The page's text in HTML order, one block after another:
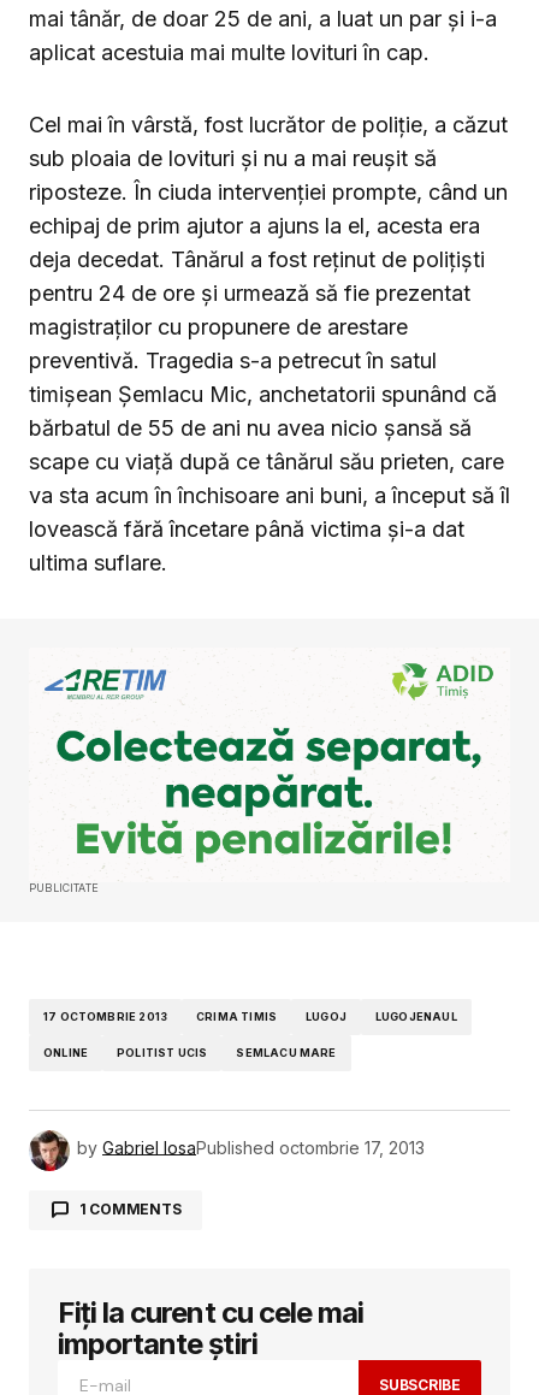
mai tânăr, de doar 25 de ani, a luat un par și i-a
aplicat acestuia mai multe lovituri în cap.
Cel mai în vârstă, fost lucrător de poliție, a căzut
sub ploaia de lovituri și nu a mai reușit să
riposteze. În ciuda intervenției prompte, când un
echipaj de prim ajutor a ajuns la el, acesta era
deja decedat. Tânărul a fost reținut de polițiști
pentru 24 de ore și urmează să fie prezentat
magistraților cu propunere de arestare
preventivă. Tragedia s-a petrecut în satul
timișean Șemlacu Mic, anchetatorii spunând că
bărbatul de 55 de ani nu avea nicio șansă să
scape cu viață după ce tânărul său prieten, care
va sta acum în închisoare ani buni, a început să îl
lovească fără încetare până victima și-a dat
ultima suflare.
PUBLICITATE
17 OCTOMBRIE 2013 CRIMA TIMIS LUGOJ LUGOJENAUL
ONLINE POLITIST UCIS SEMLACU MARE
by Gabriel IosaPublished octombrie 17, 2013
1 COMMENTS
RĂSPUNDE
Fiți la curent cu cele mai
importante știri
SUBSCRIBE